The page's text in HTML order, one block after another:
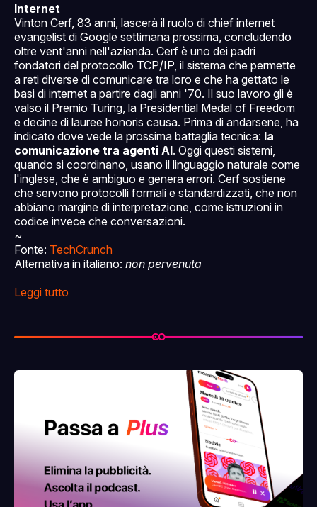
Internet
Vinton Cerf, 83 anni, lascerà il ruolo di chief internet
evangelist di Google settimana prossima, concludendo
oltre vent'anni nell'azienda. Cerf è uno dei padri
fondatori del protocollo TCP/IP, il sistema che permette
a reti diverse di comunicare tra loro e che ha gettato le
basi di internet a partire dagli anni '70. Il suo lavoro gli è
valso il Premio Turing, la Presidential Medal of Freedom
e decine di lauree honoris causa. Prima di andarsene, ha
indicato dove vede la prossima battaglia tecnica: la
comunicazione tra agenti AI. Oggi questi sistemi,
quando si coordinano, usano il linguaggio naturale come
l'inglese, che è ambiguo e genera errori. Cerf sostiene
che servono protocolli formali e standardizzati, che non
abbiano margine di interpretazione, come istruzioni in
codice invece che conversazioni.
~
Fonte: TechCrunch
Alternativa in italiano: non pervenuta
Leggi tutto